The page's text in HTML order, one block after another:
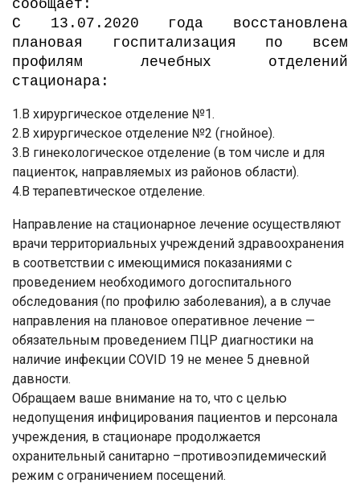
сообщает:
С 13.07.2020 года восстановлена
плановая госпитализация по всем
профилям лечебных отделений
стационара:
1.В хирургическое отделение №1.
2.В хирургическое отделение №2 (гнойное).
3.В гинекологическое отделение (в том числе и для
пациенток, направляемых из районов области).
4.В терапевтическое отделение.
Направление на стационарное лечение осуществляют
врачи территориальных учреждений здравоохранения
в соответствии с имеющимися показаниями с
проведением необходимого догоспитального
обследования (по профилю заболевания), а в случае
направления на плановое оперативное лечение —
обязательным проведением ПЦР диагностики на
наличие инфекции COVID 19 не менее 5 дневной
давности.
Обращаем ваше внимание на то, что с целью
недопущения инфицирования пациентов и персонала
учреждения, в стационаре продолжается
охранительный санитарно –противоэпидемический
режим с ограничением посещений.